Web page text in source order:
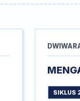
SIKLUS